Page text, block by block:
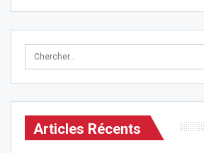
Articles Récents